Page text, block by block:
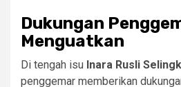
Dukungan
Menguatkan
Di tengah isu Inara Rusli
penggemar memberikan